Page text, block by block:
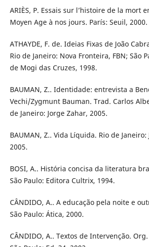
ARIÈS, P. Essais sur l’histoire de la mort
Moyen Age à nos jours. París: Seuil, 2000.
ATHAYDE, F. de. Ideias Fixas de João
Rio de Janeiro: Nova Fronteira, FBN; São
de Mogi das Cruzes, 1998.
BAUMAN, Z.. Identidade: entrevista a
Vechi/Zygmunt Bauman. Trad. Carlos
de Janeiro: Jorge Zahar, 2005.
BAUMAN, Z.. Vida Líquida. Rio de Janeiro:
2005.
BOSI, A.. História concisa da literatura
São Paulo: Editora Cultrix, 1994.
CÂNDIDO, A.. A educação pela noite e
São Paulo: Ática, 2000.
CÂNDIDO, A.. Textos de Intervenção.